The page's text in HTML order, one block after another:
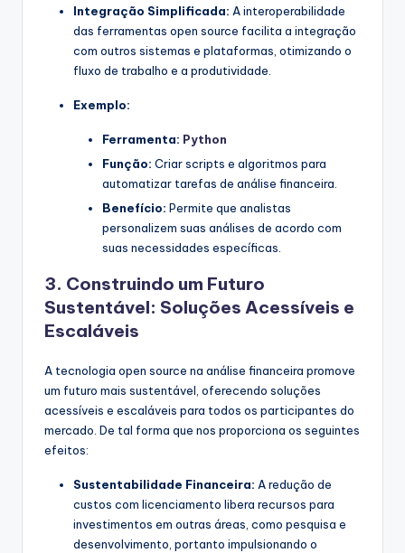
Integração Simplificada: A interoperabilidade
das ferramentas open source facilita a integração
com outros sistemas e plataformas, otimizando o
fluxo de trabalho e a produtividade.
Exemplo:
Ferramenta: Python
Função: Criar scripts e algoritmos para
automatizar tarefas de análise financeira.
Benefício: Permite que analistas
personalizem suas análises de acordo com
suas necessidades específicas.
3. Construindo um Futuro
Sustentável: Soluções Acessíveis e
Escaláveis
A tecnologia open source na análise financeira promove
um futuro mais sustentável, oferecendo soluções
acessíveis e escaláveis para todos os participantes do
mercado. De tal forma que nos proporciona os seguintes
efeitos:
Sustentabilidade Financeira: A redução de
custos com licenciamento libera recursos para
investimentos em outras áreas, como pesquisa e
desenvolvimento, portanto impulsionando o